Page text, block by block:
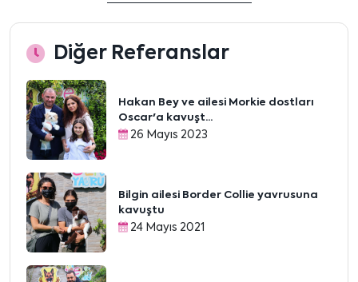
Diğer Referanslar
Hakan Bey ve ailesi Morkie dostları
Oscar'a kavuşt...
26 Mayıs 2023
Bilgin ailesi Border Collie yavrusuna
kavuştu
24 Mayıs 2021